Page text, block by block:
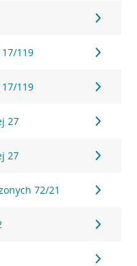
119
119
27
27
72/21